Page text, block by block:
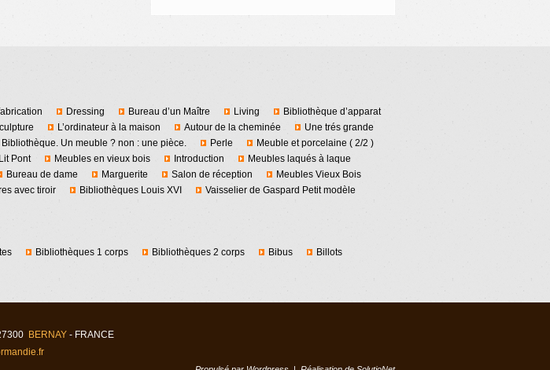
Dressing Bureau d’un Maître Living
Bibliothèque d’apparat
L’ordinateur à la maison Autour de la cheminée
Une trés grande
Bibliothèque. Un meuble ? non : une pièce. Perle
Meuble et porcelaine ( 2/2 )
Lit Pont Meubles en vieux bois Introduction
Meubles laqués à laque
Bureau de dame Marguerite Salon de réception
Meubles Vieux Bois
avec tiroir Bibliothèques Louis XVI Vaisselier de Gaspard Petit modèle
Bibliothèques 1 corps Bibliothèques 2 corps Bibus
Billots
BERNAY - FRANCE